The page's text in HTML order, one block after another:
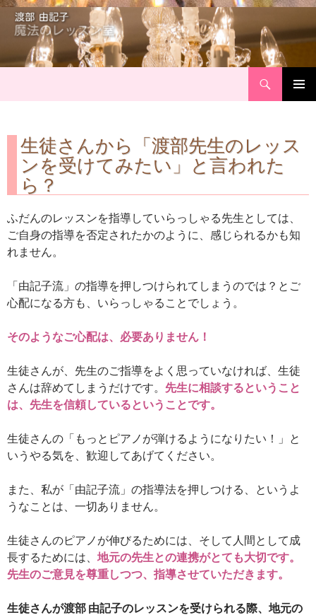
生徒さんから「渡部先生のレッス
ンを受けてみたい」と言われた
ら？
ふだんのレッスンを指導していらっしゃる先生としては、
ご自身の指導を否定されたかのように、感じられるかも知
れません。
「由記子流」の指導を押しつけられてしまうのでは？とご
心配になる方も、いらっしゃることでしょう。
そのようなご心配は、必要ありません！
生徒さんが、先生のご指導をよく思っていなければ、生徒
さんは辞めてしまうだけです。 先生に相談するということ
は、先生を信頼しているということです。
生徒さんの「もっとピアノが弾けるようになりたい！」と
いうやる気を、歓迎してあげてください。
また、私が「由記子流」の指導法を押しつける、というよ
うなことは、一切ありません。
生徒さんのピアノが伸びるためには、そして人間として成
長するためには、 地元の先生との連携がとても大切です。
先生のご意見を尊重しつつ、指導させていただきます。
生徒さんが渡部 由記子のレッスンを受けられる際、地元の